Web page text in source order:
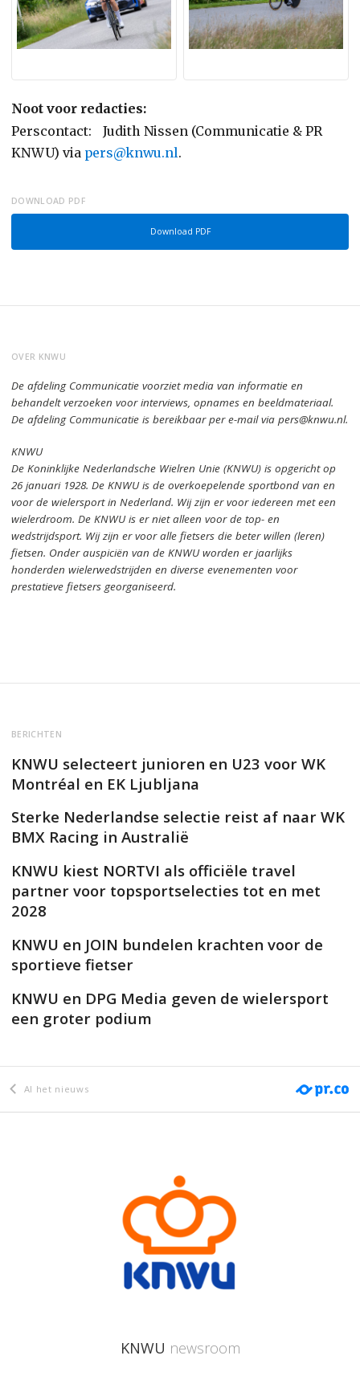
Noot voor redacties:
Perscontact: Judith Nissen (Communicatie & PR
KNWU) via pers@knwu.nl.
DOWNLOAD PDF
Download PDF
OVER KNWU
De afdeling Communicatie voorziet media van informatie en
behandelt verzoeken voor interviews, opnames en beeldmateriaal.
De afdeling Communicatie is bereikbaar per e-mail via pers@knwu.nl.
KNWU
De Koninklijke Nederlandsche Wielren Unie (KNWU) is opgericht op
26 januari 1928.De KNWU is de overkoepelende sportbond van en
voor de wielersport in Nederland. Wij zijn er voor iedereen met een
wielerdroom.De KNWU is er niet alleen voor de top- en
wedstrijdsport. Wij zijn ervoor alle fietsers die beter willen (leren)
fietsen. Onder auspiciën van de KNWU worden er jaarlijks
honderden wielerwedstrijden en diverse evenementen voor
prestatieve fietsers georganiseerd.
BERICHTEN
KNWU selecteert junioren en U23 voor WK
Montréal en EK Ljubljana
Sterke Nederlandse selectie reist af naar WK
BMX Racing in Australië
KNWU kiest NORTVI als officiële travel
partner voor topsportselecties tot en met
2028
KNWU en JOIN bundelen krachten voor de
sportieve fietser
KNWU en DPG Media geven de wielersport
een groter podium
Al het nieuws
KNWU newsroom